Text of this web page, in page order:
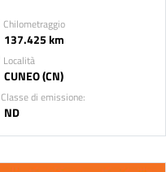
Chilometraggio
137.425 km
Località
CUNEO (CN)
Classe di emissione:
ND